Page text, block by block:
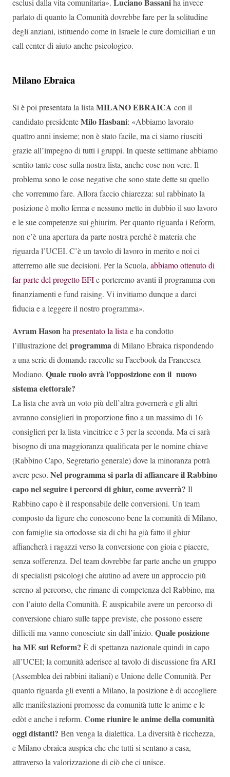
esclusi dalla vita comunitaria». Luciano Bassaniha invece
parlato di quanto la Comunità dovrebbe fare per la solitudine
degli anziani, istituendo come in Israele le cure domiciliari e un
call center di aiuto anche psicologico.
Milano Ebraica
Si è poi presentata la listaMILANO EBRAICA con il
candidato presidenteMilo Hasbani: «Abbiamo lavorato
quattro anni insieme; non è stato facile, ma ci siamo riusciti
grazie all’impegno di tutti i gruppi. In queste settimane abbiamo
sentito tante cose sulla nostra lista, anche cose non vere. Il
problema sono le cose negative che sono state dette su quello
che vorremmo fare. Allora faccio chiarezza: sul rabbinato la
posizione è molto ferma e nessuno mette in dubbio il suo lavoro
e le sue competenze sui ghiurim. Per quanto riguarda i Reform,
non c’è una apertura da parte nostra perché è materia che
riguarda l’UCEI. C’è un tavolo di lavoro in merito e noi ci
atterremo alle sue decisioni. Per la Scuola, abbiamo ottenuto di
far parte del progetto EFIe porteremo avanti il programma con
finanziamenti e fund raising. Vi invitiamo dunque a darci
fiducia e a leggere il nostro programma».
Avram Hasonhapresentato la listae ha condotto
l’illustrazione delprogrammadi Milano Ebraica rispondendo
a una serie di domande raccolte su Facebook da Francesca
Modiano. Quale ruolo avrà l’opposizione con il nuovo
sistema elettorale?
La lista che avrà un voto più dell’altra governerà e gli altri
avranno consiglieri in proporzione fino a un massimo di 16
consiglieri per la lista vincitrice e 3 per la seconda. Ma ci sarà
bisogno di una maggioranza qualificata per le nomine chiave
(Rabbino Capo, Segretario generale) dove la minoranza potrà
avere peso. Nel programma si parla di affiancare il Rabbino
capo nel seguire i percorsi di ghiur, come avverrà? Il
Rabbino capo è il responsabile delle conversioni. Un team
composto da figure che conoscono bene la comunità di Milano,
con famiglie sia ortodosse sia di chi ha già fatto il ghiur
affiancherà i ragazzi verso la conversione con gioia e piacere,
senza sofferenza. Del team dovrebbe far parte anche un gruppo
di specialisti psicologi che aiutino ad avere un approccio più
sereno al percorso, che rimane di competenza del Rabbino, ma
con l’aiuto della Comunità. È auspicabile avere un percorso di
conversione chiaro sulle tappe previste, che possono essere
difficili ma vanno conosciute sin dall’inizio. Quale posizione
ha ME sui Reform? È di spettanza nazionale quindi in capo
all’UCEI; la comunità aderisce al tavolo di discussione fra ARI
(Assemblea dei rabbini italiani) e Unione delle Comunità. Per
quanto riguarda gli eventi a Milano, la posizione è di accogliere
alle manifestazioni promosse da comunità tutte le anime e le
edòt e anche i reform. Come riunire le anime della comunità
oggi distanti? Ben venga la dialettica. La diversità è ricchezza,
e Milano ebraica auspica che che tutti si sentano a casa,
attraverso la valorizzazione di ciò che ci unisce.